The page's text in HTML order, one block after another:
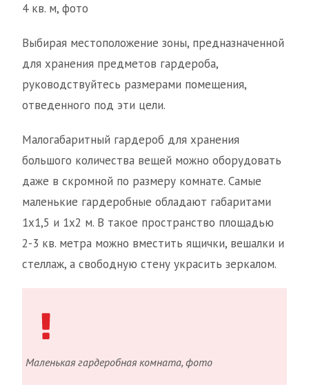
4 кв. м, фото
Выбирая местоположение зоны, предназначенной
для хранения предметов гардероба,
руководствуйтесь размерами помещения,
отведенного под эти цели.
Малогабаритный гардероб для хранения
большого количества вещей можно оборудовать
даже в скромной по размеру комнате. Самые
маленькие гардеробные обладают габаритами
1х1,5 и 1х2 м. В такое пространство площадью
2-3 кв. метра можно вместить ящички, вешалки и
стеллаж, а свободную стену украсить зеркалом.
Маленькая гардеробная комната, фото